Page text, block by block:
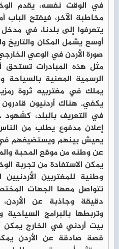
في الوقت نفسه، يقدم
مخاطبة الآخر، فيفتح الباب
يتعرفوا إلى بلدنا، في
أوسع يشمل المكان والتاريخ
صورة الأردن في الوعي
مثل هذه المبادرات تستحق
الرسمية المعنية بالسياحة
يملك في مغتربيه ثروة
يكفي. هناك أردنيون قادرون
في التعريف بالبلد، كشهود
إعلان مدفوع يطلب من
يعيش بينهم ويستضيفهم
عن وطنه من موقع المحبة
يمكن الاستفادة من تجربة
وطنية للمغتربين الأردنيين
تتواصل معها الجهات
دقيقة وجاذبة عن الأردن،
وتربطها بالبرامج السياحية
بيت أردني في الخارج
قصة صادقة عن الأردن